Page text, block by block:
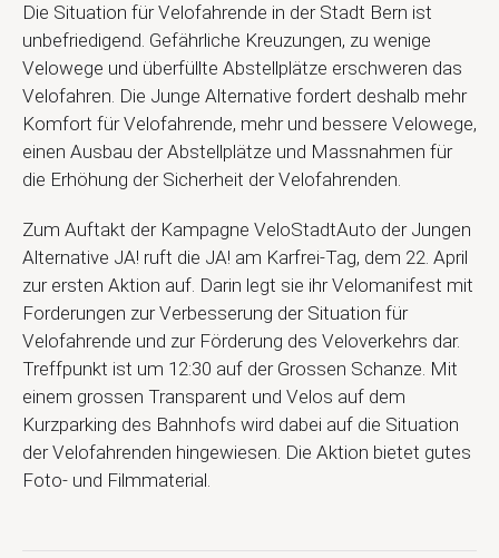
Die Situation für Velofahrende in der Stadt Bern ist
unbefriedigend. Gefährliche Kreuzungen, zu wenige
Velowege und überfüllte Abstellplätze erschweren das
Velofahren. Die Junge Alternative fordert deshalb mehr
Komfort für Velofahrende, mehr und bessere Velowege,
einen Ausbau der Abstellplätze und Massnahmen für
die Erhöhung der Sicherheit der Velofahrenden.
Zum Auftakt der Kampagne VeloStadtAuto der Jungen
Alternative JA! ruft die JA! am Karfrei-Tag, dem 22. April
zur ersten Aktion auf. Darin legt sie ihr Velomanifest mit
Forderungen zur Verbesserung der Situation für
Velofahrende und zur Förderung des Veloverkehrs dar.
Treffpunkt ist um 12:30 auf der Grossen Schanze. Mit
einem grossen Transparent und Velos auf dem
Kurzparking des Bahnhofs wird dabei auf die Situation
der Velofahrenden hingewiesen. Die Aktion bietet gutes
Foto- und Filmmaterial.